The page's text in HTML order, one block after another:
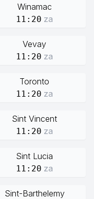
Winamac
11:20 za
Vevay
11:20 za
Toronto
11:20 za
Sint Vincent
11:20 za
Sint Lucia
11:20 za
Sint-Barthelemy